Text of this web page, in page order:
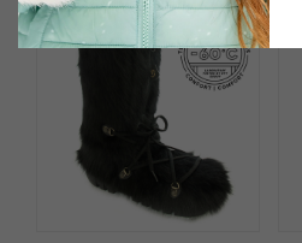
285.00 $
à
295.00 $